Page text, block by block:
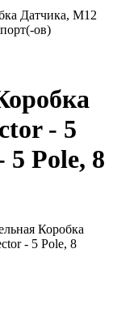
Датчика, M12
ов)
- 5
5 Pole, 8